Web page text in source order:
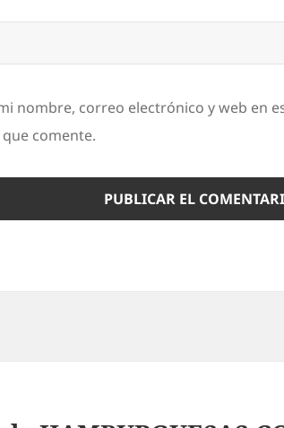
nombre, correo electrónico y web en
comente.